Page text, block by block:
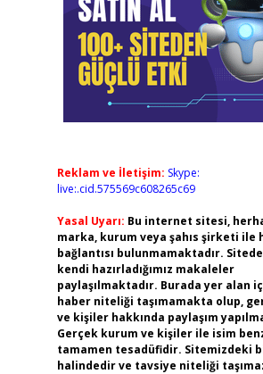
Reklam ve İletişim: Skype:
live:.cid.575569c608265c69
Yasal Uyarı: Bu internet sitesi,
marka, kurum veya şahıs şirketi ile
bağlantısı bulunmamaktadır.
kendi hazırladığımız makaleler
paylaşılmaktadır. Burada yer alan
haber niteliği taşımamakta olup,
ve kişiler hakkında paylaşım
Gerçek kurum ve kişiler ile isim
tamamen tesadüfidir. Sitemizdeki
halindedir ve tavsiye niteliği